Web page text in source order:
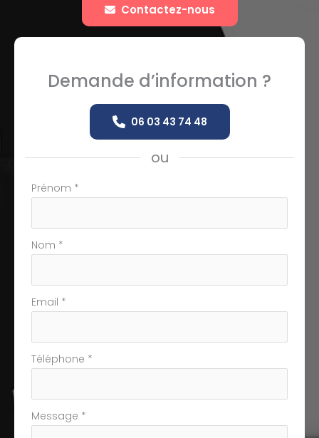
Contactez-nous
Demande d’information ?
06 03 43 74 48
ou
Formulaire
téléphone
Prénom *
Nom *
Email *
Téléphone *
Message *